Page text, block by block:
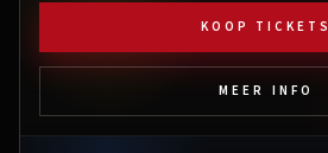
KOOP TICKETS
MEER INFO